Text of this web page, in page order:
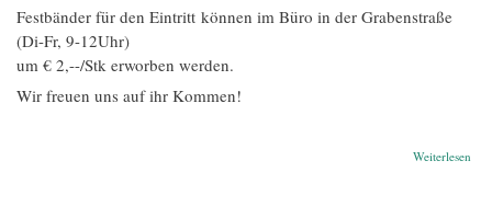
Festbänder für den Eintritt können im Büro in der Grabenstraße
(Di-Fr, 9-12Uhr)
um € 2,--/Stk erworben werden.
Wir freuen uns auf ihr Kommen!
Weiterlesen